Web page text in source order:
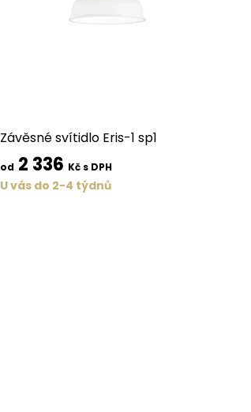
Závěsné svítidlo Eris-1 sp1
od 2 336 Kč s DPH
U vás do 2-4 týdnů